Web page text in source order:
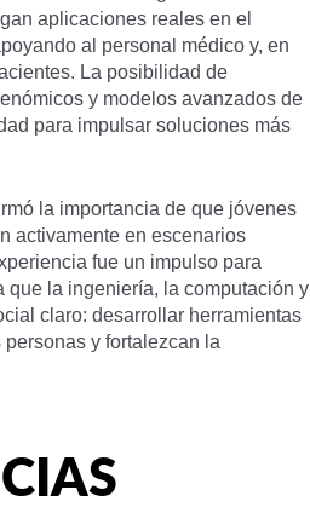
aplicaciones reales en el
al personal médico y, en
La posibilidad de
y modelos avanzados de
para impulsar soluciones más
la importancia de que jóvenes
activamente en escenarios
fue un impulso para
que la ingeniería, la computación y
claro: desarrollar herramientas
y fortalezcan la